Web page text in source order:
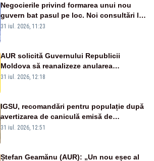
Negocierile privind formarea unui nou
guvern bat pasul pe loc. Noi consultări la
Cotroceni, așteptate după mijlocul lunii
31 iul. 2026, 11:23
AUR solicită Guvernului Republicii
Moldova să reanalizeze anularea
concertului de Ziua Limbii Române
31 iul. 2026, 12:18
IGSU, recomandări pentru populație după
avertizarea de caniculă emisă de
meteorologi
31 iul. 2026, 12:51
Ștefan Geamănu (AUR): „Un nou eșec al